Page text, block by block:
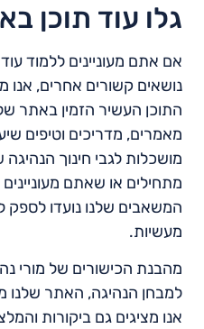
גלו עוד תוכן
אם אתם מעוניינים ללמוד
נושאים קשורים אחרים, אנו
התוכן העשיר הזמין באתר
מאמרים, מדריכים וטיפים
מושכלות לגבי חינוך
מתחילים או שאתם
המשאבים שלנו נועדו לספק
מעשיות.
מהבנת הכישורים של מורי
למבחן הנהיגה, האתר שלנו
אנו מציגים גם ביקורות